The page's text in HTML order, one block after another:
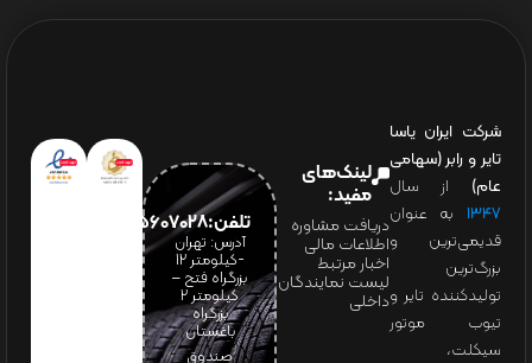
شرکت ایران یاسا
تایر و رابر (سهامی
عام) از سال
۱۳۴۷ به عنوان
قدیمی‌ترین و
بزرگ‌ترین
تولیدکننده تایر و
تیوب موتور
سیکلت،
لینک‌های
مفید:
دریافت مشاوره
اطلاعات مالی
اخبار مرتبط
لیست نمایندگان
داخلی
تلفن:65607028(021)
آدرس: تهران
-کیلومتر 12
بزرگراه فتح –
کیلومتر ۲
بزرگراه
باغستان
صندوق